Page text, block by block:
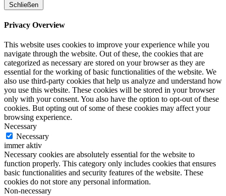
Schließen
Privacy Overview
This website uses cookies to improve your experience while you
navigate through the website. Out of these, the cookies that are
categorized as necessary are stored on your browser as they are
essential for the working of basic functionalities of the website. We
also use third-party cookies that help us analyze and understand how
you use this website. These cookies will be stored in your browser
only with your consent. You also have the option to opt-out of these
cookies. But opting out of some of these cookies may affect your
browsing experience.
Necessary
Necessary
immer aktiv
Necessary cookies are absolutely essential for the website to
function properly. This category only includes cookies that ensures
basic functionalities and security features of the website. These
cookies do not store any personal information.
Non-necessary